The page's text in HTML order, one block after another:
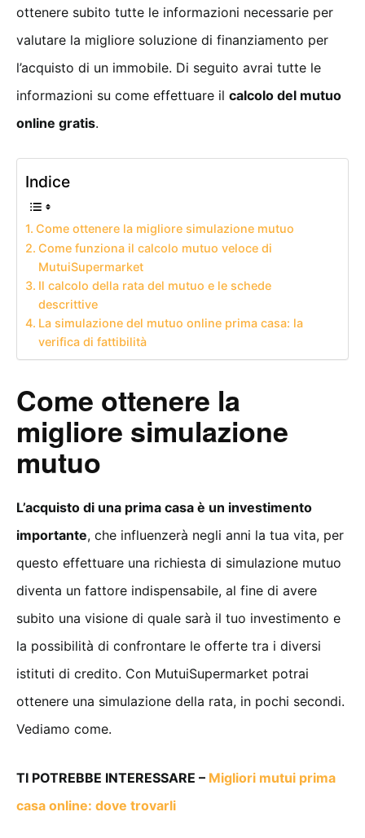
ottenere subito tutte le informazioni necessarie per
valutare la migliore soluzione di finanziamento per
l’acquisto di un immobile. Di seguito avrai tutte le
informazioni su come effettuare il calcolo del mutuo
online gratis.
Indice
Come ottenere la migliore simulazione mutuo
Come funziona il calcolo mutuo veloce di
MutuiSupermarket
Il calcolo della rata del mutuo e le schede
descrittive
La simulazione del mutuo online prima casa: la
verifica di fattibilità
Come ottenere la
migliore simulazione
mutuo
L’acquisto di una prima casa è un investimento
importante, che influenzerà negli anni la tua vita, per
questo effettuare una richiesta di simulazione mutuo
diventa un fattore indispensabile, al fine di avere
subito una visione di quale sarà il tuo investimento e
la possibilità di confrontare le offerte tra i diversi
istituti di credito. Con MutuiSupermarket potrai
ottenere una simulazione della rata, in pochi secondi.
Vediamo come.
TI POTREBBE INTERESSARE – Migliori mutui prima
casa online: dove trovarli